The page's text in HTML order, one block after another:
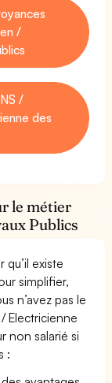
/
/
des
le métier
Publics
existe
simplifier,
n’avez pas le
Electricienne
non salarié si
: